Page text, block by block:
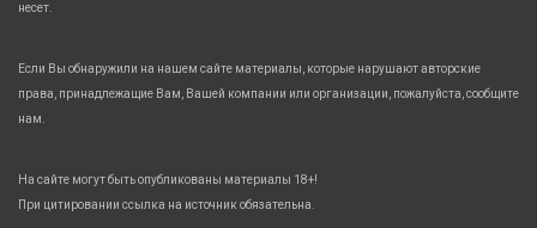
несет.
Если Вы обнаружили на нашем сайте материалы, которые нарушают авторские
права, принадлежащие Вам, Вашей компании или организации, пожалуйста, сообщите
нам.
На сайте могут быть опубликованы материалы 18+!
При цитировании ссылка на источник обязательна.